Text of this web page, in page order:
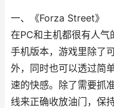
一、《Forza Street》
在PC和主机都很有人气
手机版本，游戏里除了
外，同时也可以透过简
速的快感。除了需要抓
线来正确收放油门，保